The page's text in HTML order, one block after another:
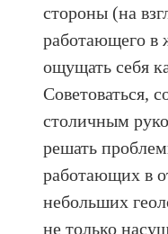
стороны (на
работающего в
ощущать себя
Советоваться,
столичным
решать
работающих в
небольших
не только